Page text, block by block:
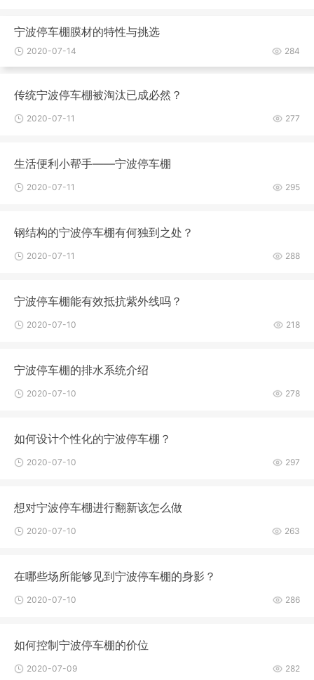
宁波停车棚膜材的特性与挑选
2020-07-14 284
传统宁波停车棚被淘汰已成必然？
2020-07-11 277
生活便利小帮手——宁波停车棚
2020-07-11 295
钢结构的宁波停车棚有何独到之处？
2020-07-11 288
宁波停车棚能有效抵抗紫外线吗？
2020-07-10 218
宁波停车棚的排水系统介绍
2020-07-10 278
如何设计个性化的宁波停车棚？
2020-07-10 297
想对宁波停车棚进行翻新该怎么做
2020-07-10 263
在哪些场所能够见到宁波停车棚的身影？
2020-07-10 286
如何控制宁波停车棚的价位
2020-07-09 282